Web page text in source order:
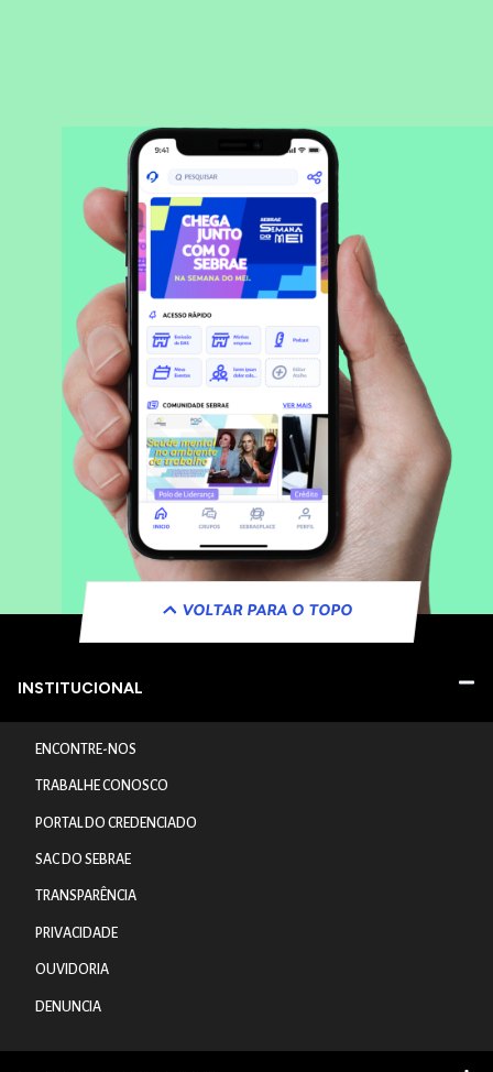
VOLTAR PARA O TOPO
INSTITUCIONAL
ENCONTRE-NOS
TRABALHE CONOSCO
PORTAL DO CREDENCIADO
SAC DO SEBRAE
TRANSPARÊNCIA
PRIVACIDADE
OUVIDORIA
DENUNCIA